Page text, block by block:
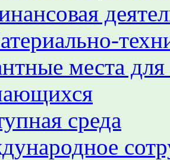
места
среда